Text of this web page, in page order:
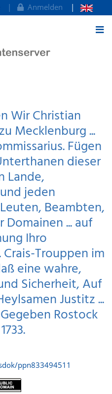
Anmelden
Wir Christian
Mecklenburg ...
Fügen
dieser
Lande,
jeden
Beambten,
... auf
Ihro
Trouppen im
eine wahre,
Sicherheit, Auf
Justitz ...
Rostock
ppn833494511